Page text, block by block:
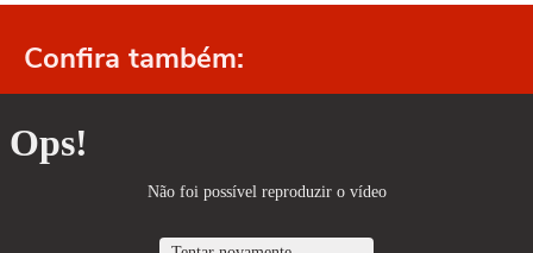
Confira também: